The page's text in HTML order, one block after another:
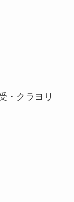
受・クラヨリ